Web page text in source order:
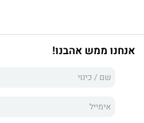
הנופים עוצרי הנשימה של האי
ששזורה באגדה שופעת הומור ואהבת
רובי ארנוט, אחד הכותבים הצעירים
בעיצומו של משבר האקלים הוא
שהוא גם קינה וקריאת אזהרה לכל
אנחנו ממש אהבנו!